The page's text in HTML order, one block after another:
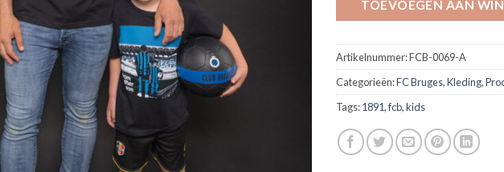
TOEVOEGEN AAN
Artikelnummer:FCB-0069-A
Categorieën:FC Bruges,Kleding,
Tags:1891,fcb,kids